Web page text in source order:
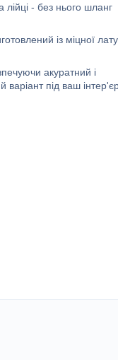
- без нього шланг
із міцної
акуратний і
під ваш